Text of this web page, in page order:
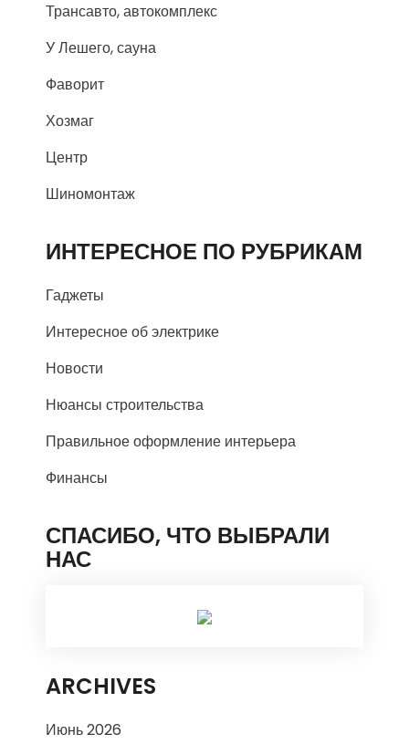
Трансавто, автокомплекс
У Лешего, сауна
Фаворит
Хозмаг
Центр
Шиномонтаж
ИНТЕРЕСНОЕ ПО РУБРИКАМ
Гаджеты
Интересное об электрике
Новости
Нюансы строительства
Правильное оформление интерьера
Финансы
СПАСИБО, ЧТО ВЫБРАЛИ
НАС
ARCHIVES
Июнь 2026